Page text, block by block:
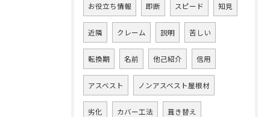
お役立ち情報 即断 スピード 知見
近隣 クレーム 説明 苦しい
転換期 名前 他己紹介 信用
アスベスト ノンアスベスト屋根材
劣化 カバー工法 葺き替え